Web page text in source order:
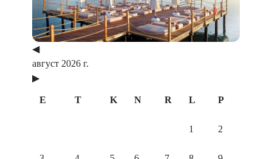
◀
август 2026 г.
▶
E T K N R L P
1 2